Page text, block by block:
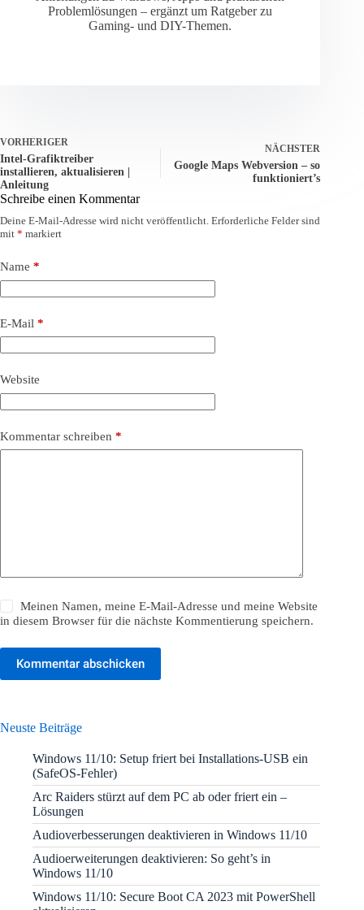
Problemlösungen – ergänzt um Ratgeber zu
Gaming- und DIY-Themen.
VORHERIGER
Intel-Grafiktreiber
installieren, aktualisieren |
Anleitung
NÄCHSTER
Google Maps Webversion – so
funktioniert’s
Schreibe einen Kommentar
Deine E-Mail-Adresse wird nicht veröffentlicht. Erforderliche Felder sind
mit * markiert
Name *
E-Mail *
Website
Kommentar schreiben *
Meinen Namen, meine E-Mail-Adresse und meine Website
in diesem Browser für die nächste Kommentierung speichern.
Kommentar abschicken
Neuste Beiträge
Windows 11/10: Setup friert bei Installations-USB ein
(SafeOS-Fehler)
Arc Raiders stürzt auf dem PC ab oder friert ein –
Lösungen
Audioverbesserungen deaktivieren in Windows 11/10
Audioerweiterungen deaktivieren: So geht’s in
Windows 11/10
Windows 11/10: Secure Boot CA 2023 mit PowerShell